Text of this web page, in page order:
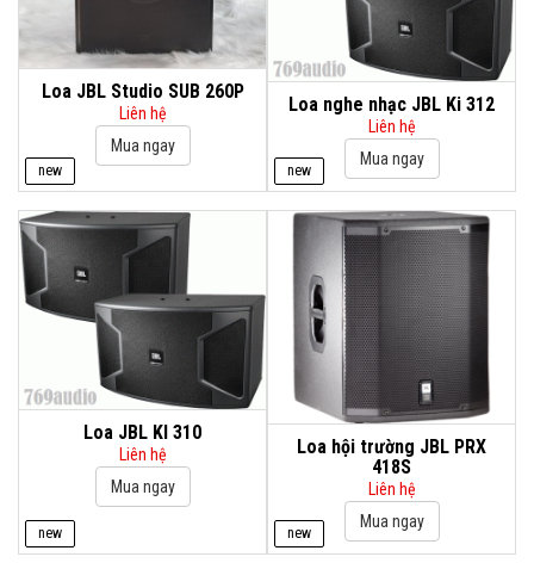
new
Loa JBL Studio SUB 260P
Liên hệ
new
Loa nghe nhạc JBL Ki 312
Liên hệ
new
Loa JBL KI 310
Liên hệ
new
Loa hội trường JBL PRX
418S
Liên hệ